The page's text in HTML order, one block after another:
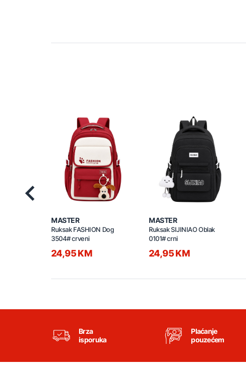
MASTER
Ruksak FASHION Dog
3504# crveni
24,95 KM
MASTER
Ruksak SIJINIAO Oblak
0101# crni
24,95 KM
Brza
isporuka
Plaćanje
pouzećem